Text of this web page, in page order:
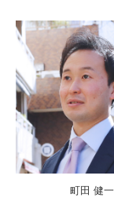
町田 健一